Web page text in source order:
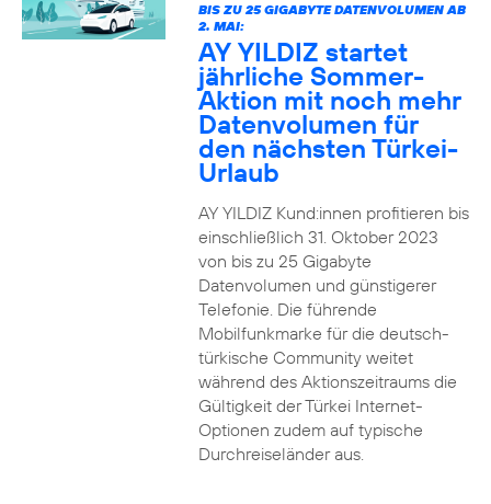
BIS ZU 25 GIGABYTE DATENVOLUMEN AB
2. MAI:
AY YILDIZ startet
jährliche Sommer-
Aktion mit noch mehr
Datenvolumen für
den nächsten Türkei-
Urlaub
AY YILDIZ Kund:innen profitieren bis
einschließlich 31. Oktober 2023
von bis zu 25 Gigabyte
Datenvolumen und günstigerer
Telefonie. Die führende
Mobilfunkmarke für die deutsch-
türkische Community weitet
während des Aktionszeitraums die
Gültigkeit der Türkei Internet-
Optionen zudem auf typische
Durchreiseländer aus.